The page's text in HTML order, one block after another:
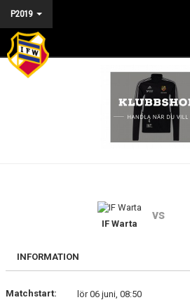
P2019
P2019
DOKUMENT
IF Warta
vs
INFORMATION
Matchstart:
lör 06 juni, 08:50